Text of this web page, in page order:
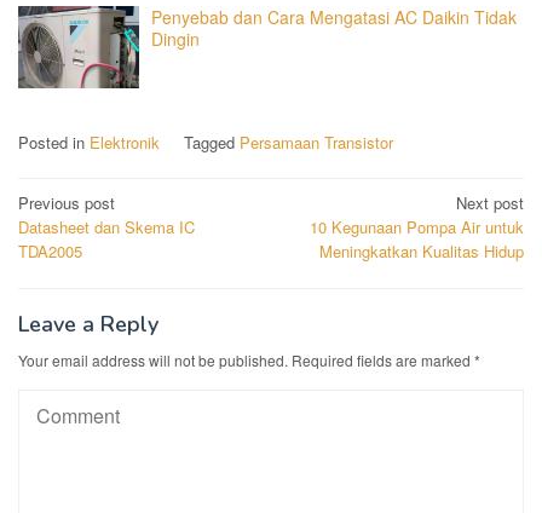
Penyebab dan Cara Mengatasi AC Daikin Tidak
Dingin
Posted in Elektronik Tagged Persamaan Transistor
Post
navigation
Previous post
Datasheet dan Skema IC
TDA2005
Next post
10 Kegunaan Pompa Air untuk
Meningkatkan Kualitas Hidup
Leave a Reply
Your email address will not be published. Required fields are marked *